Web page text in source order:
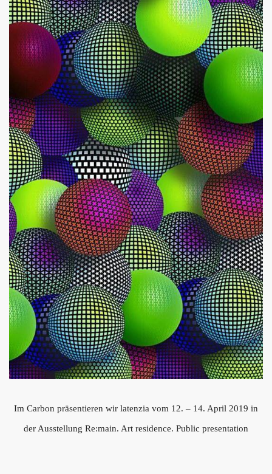
Im Carbon präsentieren wir latenzia vom 12. – 14. April 2019 in
der Ausstellung Re:main. Art residence. Public presentation